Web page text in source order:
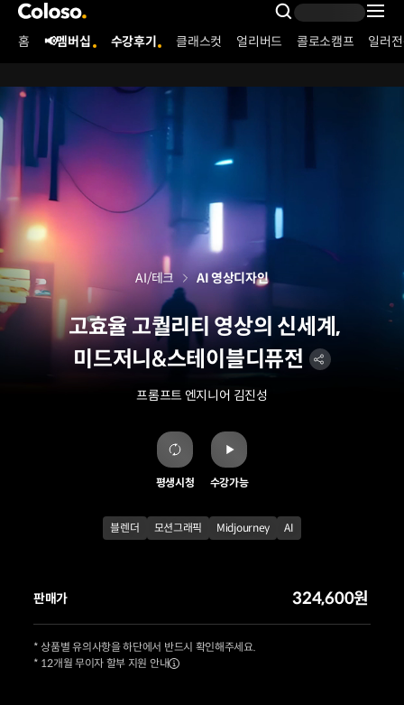
콜로소
Search
Coloso Menu
홈 📢멤버십 수강후기 클래스컷 얼리버드 콜로소캠프 일러
고효율 고퀄리티 영상의 신세계,
미드저니&스테이블디퓨전
프롬프트 엔지니어 김진성
AI/테크 AI 영상디자인
평생시청 수강가능
블렌더 모션그래픽 Midjourney AI
판매가 324,600원
* 상품별 유의사항을 하단에서 반드시 확인해주세요.
* 12개월 무이자 할부 지원 안내